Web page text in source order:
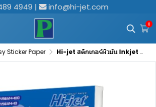
4949 | info@hi-jet.com
0
Sticker Paper Hi-jet สติกเกอร์ผิวมัน Inkjet Fruit Series Glossy Sticker 120 แกรม A4